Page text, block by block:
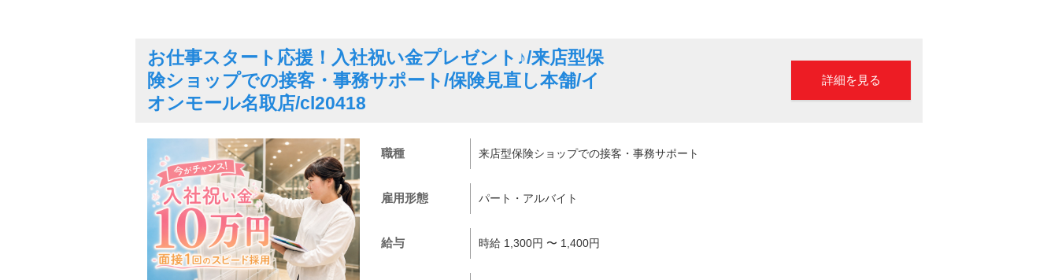
お仕事スタート応援！入社祝い金プレゼント♪/来店型保
険ショップでの接客・事務サポート/保険見直し本舗/イ
オンモール名取店/cl20418
詳細を見る
職種 来店型保険ショップでの接客・事務サポート
雇用形態 パート・アルバイト
給与 時給 1,300円 〜 1,400円